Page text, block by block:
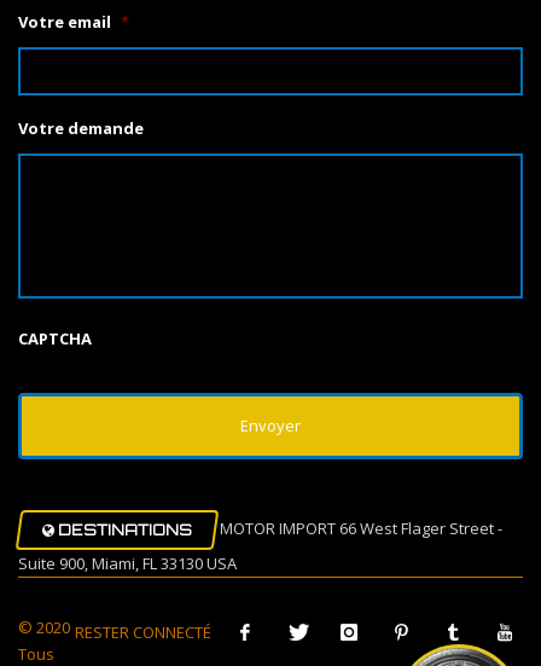
Votre email *
Votre demande
CAPTCHA
DESTINATIONS
MOTOR IMPORT 66 West Flager Street -
Suite 900, Miami, FL 33130 USA
RESTER CONNECTÉ
© 2020
Tous